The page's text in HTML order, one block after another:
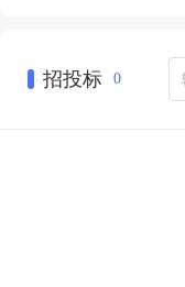
招投标 0